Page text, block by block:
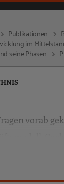
Publikationen
im
seine Phasen
vorab